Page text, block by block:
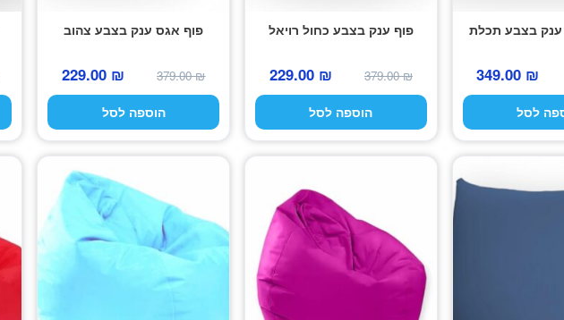
ענק בצבע תכלת
המחיר
המקורי
היה:
349.00 ₪
המחיר
הנוכחי
הוא:
לסל
פוף ענק בצבע כחול רויאל
379.00₪
המחיר
המקורי
היה:
229.00 ₪
המחיר
הנוכחי
הוא:
הוספה לסל
פוף אגס ענק בצבע צהוב
379.00₪
המחיר
המקורי
היה:
229.00 ₪
המחיר
הנוכחי
הוא:
הוספה לסל